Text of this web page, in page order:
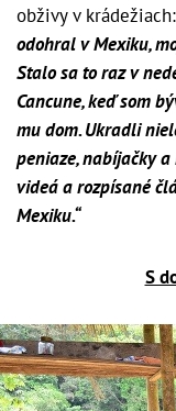
obživy v krádežiach:
odohral v Mexiku,
Stalo sa to raz v
Cancune, keď som
mu dom. Ukradli
peniaze, nabíjačky
videá a rozpísané
Mexiku.“
S